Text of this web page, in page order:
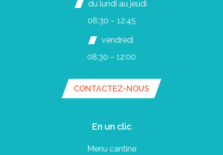
du lundi au jeudi
08:30 – 12:45
vendredi
08:30 – 12:00
CONTACTEZ-NOUS
En un clic
Menu cantine